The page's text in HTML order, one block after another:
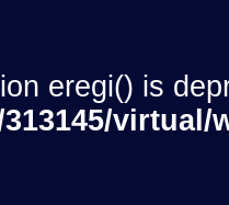
eregi() is